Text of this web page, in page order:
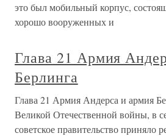
это был мобильный корпус,
хорошо вооруженных и
Глава 21 Армия
Берлинга
Глава 21 Армия Андерса и армия
Великой Отечественной войны, в
советское правительство приняло